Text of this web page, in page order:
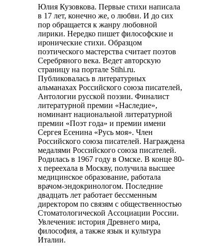
Юлия Кузовкова. Первые стихи написала
в 17 лет, конечно же, о любви. И до сих
пор обращается к жанру любовной
лирики. Нередко пишет философские и
иронические стихи. Образцом
поэтического мастерства считает поэтов
Серебряного века. Ведет авторскую
страницу на портале Stihi.ru.
Публиковалась в литературных
альманахах Российского союза писателей,
Антологии русской поэзии. Финалист
литературной премии «Наследие»,
номинант национальной литературной
премии «Поэт года» и премии имени
Сергея Есенина «Русь моя». Член
Российского союза писателей. Награждена
медалями Российского союза писателей.
Родилась в 1967 году в Омске. В конце 80-
х переехала в Москву, получила высшее
медицинское образование, работала
врачом-эндокринологом. Последние
двадцать лет работает бессменным
директором по связям с общественностью
Стоматологической Ассоциации России.
Увлечения: история Древнего мира,
философия, а также язык и культура
Италии.